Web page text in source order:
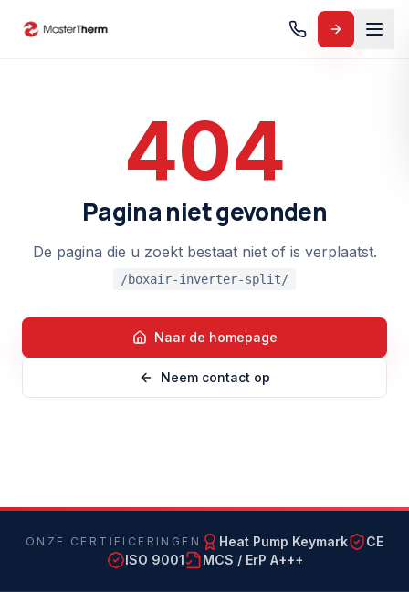
404
Pagina niet gevonden
De pagina die u zoekt bestaat niet of is verplaatst.
/boxair-inverter-split/
Naar de homepage
Neem contact op
ONZE CERTIFICERINGEN Heat Pump Keymark
CE
ISO 9001
MCS / ErP A+++